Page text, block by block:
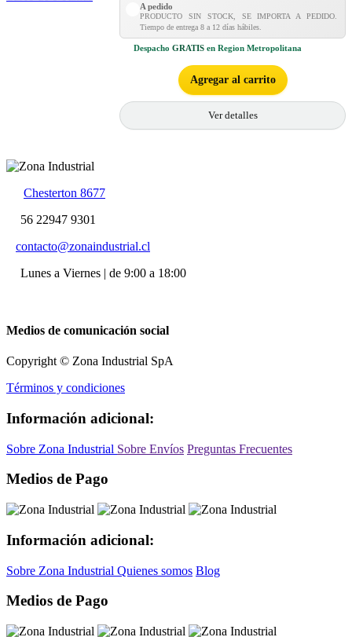
A pedido
PRODUCTO SIN STOCK, SE IMPORTA A PEDIDO.
Tiempo de entrega 8 a 12 días hábiles.
Despacho GRATIS en Region Metropolitana
Agregar al carrito
Ver detalles
Chesterton 8677
56 22947 9301
contacto@zonaindustrial.cl
Lunes a Viernes | de 9:00 a 18:00
Medios de comunicación social
Copyright © Zona Industrial SpA
Términos y condiciones
Información adicional:
Sobre Zona Industrial Sobre Envíos Preguntas Frecuentes
Medios de Pago
Información adicional:
Sobre Zona Industrial Quienes somos Blog
Medios de Pago